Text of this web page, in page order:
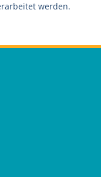
werden.